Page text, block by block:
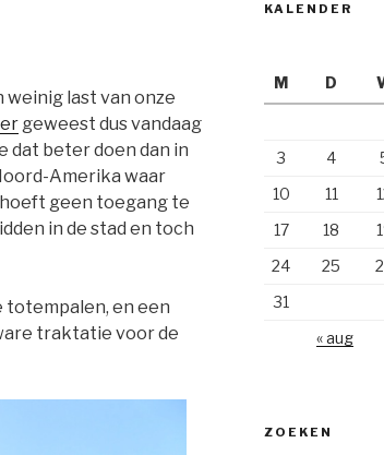
weinig last van onze
geweest dus vandaag
dat beter doen dan in
Amerika waar
hoeft geen toegang te
in de stad en toch
totempalen, en een
traktatie voor de
KALENDER
M
D
3
4
10
11
17
18
24
25
31
« aug
ZOEKEN